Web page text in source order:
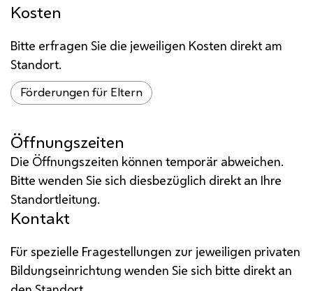
Kosten
Bitte erfragen Sie die jeweiligen Kosten direkt am
Standort.
Förderungen für Eltern
Öffnungszeiten
Die Öffnungszeiten können temporär abweichen.
Bitte wenden Sie sich diesbezüglich direkt an Ihre
Standortleitung.
Kontakt
Für spezielle Fragestellungen zur jeweiligen privaten
Bildungseinrichtung wenden Sie sich bitte direkt an